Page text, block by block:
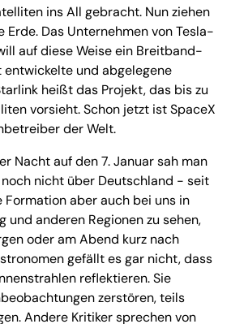
ins All gebracht. Nun ziehen
Erde. Das Unternehmen von Tesla-
auf diese Weise ein Breitband-
und abgelegene
heißt das Projekt, das bis zu
vorsieht. Schon jetzt ist SpaceX
der Welt.
Nacht auf den 7. Januar sah man
nicht über Deutschland - seit
Formation aber auch bei uns in
und anderen Regionen zu sehen,
oder am Abend kurz nach
gefällt es gar nicht, dass
reflektieren. Sie
zerstören, teils
Andere Kritiker sprechen von